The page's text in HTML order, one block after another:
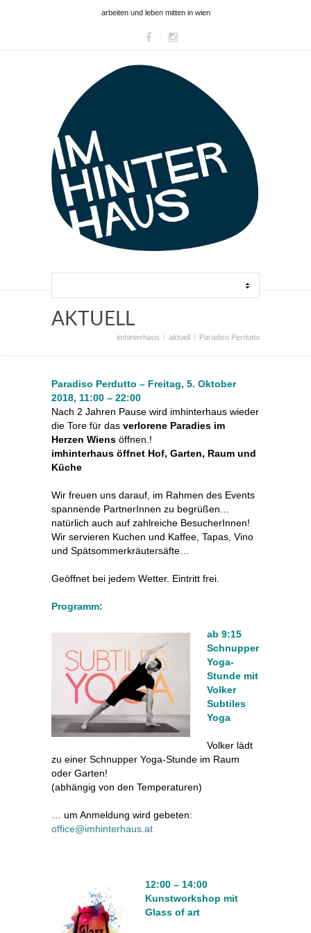
arbeiten und leben mitten in wien
AKTUELL
imhinterhaus aktuell Paradiso Perdutto
Paradiso Perdutto – Freitag, 5. Oktober
2018, 11:00 – 22:00
Nach 2 Jahren Pause wird imhinterhaus wieder
die Tore für das verlorene Paradies im
Herzen Wiens öffnen.!
imhinterhaus öffnet Hof, Garten, Raum und
Küche
Wir freuen uns darauf, im Rahmen des Events
spannende PartnerInnen zu begrüßen…
natürlich auch auf zahlreiche BesucherInnen!
Wir servieren Kuchen und Kaffee, Tapas, Vino
und Spätsommerkräutersäfte…
Geöffnet bei jedem Wetter. Eintritt frei.
Programm:
ab 9:15
Schnupper
Yoga-
Stunde mit
Volker
Subtiles
Yoga
Volker lädt
zu einer Schnupper Yoga-Stunde im Raum
oder Garten!
(abhängig von den Temperaturen)
… um Anmeldung wird gebeten:
office@imhinterhaus.at
12:00 – 14:00
Kunstworkshop mit
Glass of art